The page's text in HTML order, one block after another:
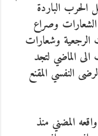
الباردة
وصراع
الرجعية وشعارات
الماضي لتجد
النفسي المقنع
المضني منذ